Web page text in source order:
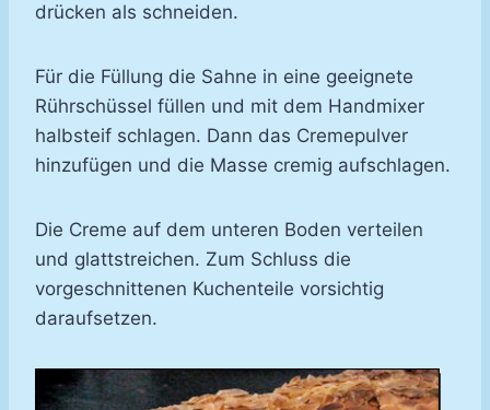
drücken als schneiden.
Für die Füllung die Sahne in eine geeignete
Rührschüssel füllen und mit dem Handmixer
halbsteif schlagen. Dann das Cremepulver
hinzufügen und die Masse cremig aufschlagen.
Die Creme auf dem unteren Boden verteilen
und glattstreichen. Zum Schluss die
vorgeschnittenen Kuchenteile vorsichtig
daraufsetzen.